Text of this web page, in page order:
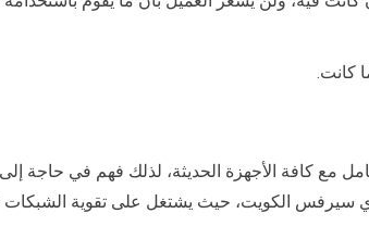
كانت.
مع كافة الأجهزة الحديثة، لذلك فهم في حاجة إلى
سيرفس الكويت، حيث يشتغل على تقوية